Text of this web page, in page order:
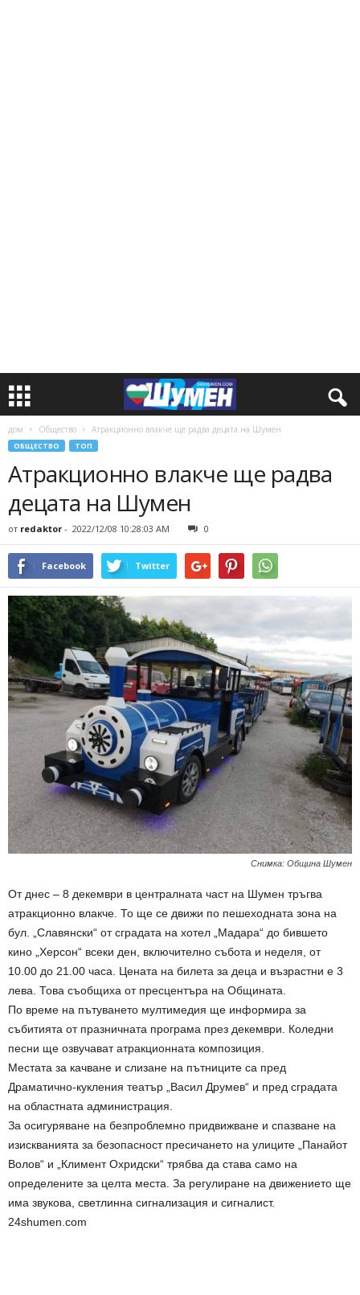
дом Общество Атракционно влакче ще радва децата на Шумен
ОБЩЕСТВО ТОП
Атракционно влакче ще радва
децата на Шумен
от redaktor - 2022/12/08 10:28:03 AM 0
Facebook Twitter
Снимка: Община Шумен
От днес – 8 декември в централната част на Шумен тръгва
атракционно влакче. То ще се движи по пешеходната зона на
бул. „Славянски“ от сградата на хотел „Мадара“ до бившето
кино „Херсон“ всеки ден, включително събота и неделя, от
10.00 до 21.00 часа. Цената на билета за деца и възрастни е 3
лева. Това съобщиха от пресцентъра на Общината.
По време на пътуването мултимедия ще информира за
събитията от празничната програма през декември. Коледни
песни ще озвучават атракционната композиция.
Местата за качване и слизане на пътниците са пред
Драматично-кукления театър „Васил Друмев“ и пред сградата
на областната администрация.
За осигуряване на безпроблемно придвижване и спазване на
изискванията за безопасност пресичането на улиците „Панайот
Волов“ и „Климент Охридски“ трябва да става само на
определените за целта места. За регулиране на движението ще
има звукова, светлинна сигнализация и сигналист.
24shumen.com